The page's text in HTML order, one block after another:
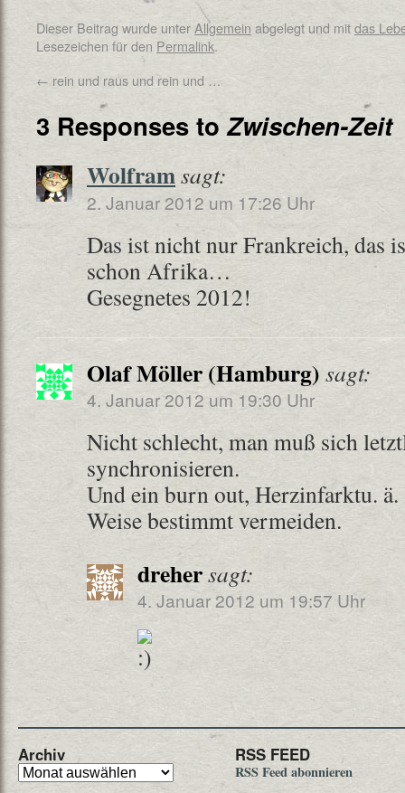
Dieser Beitrag wurde unterAllgemein abgelegt und mitdas
Lesezeichen für den Permalink.
← rein und raus und rein und …
3 Responses toZwischen-Zeit
Wolframsagt:
2. Januar 2012 um 17:26 Uhr
Das ist nicht nur Frankreich, das
schon Afrika…
Gesegnetes 2012!
Olaf Möller (Hamburg) sagt:
4. Januar 2012 um 19:30 Uhr
Nicht schlecht, man muß sich
synchronisieren.
Und ein burn out, Herzinfarktu. ä.
Weise bestimmt vermeiden.
drehersagt:
4. Januar 2012 um 19:57 Uhr
Archiv RSS FEED
RSS Feed abonnieren